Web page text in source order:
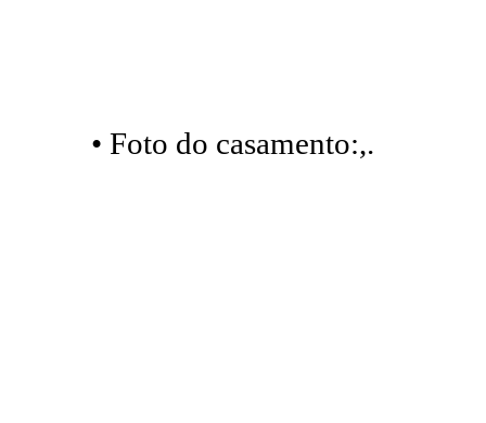
• Foto do casamento:,.